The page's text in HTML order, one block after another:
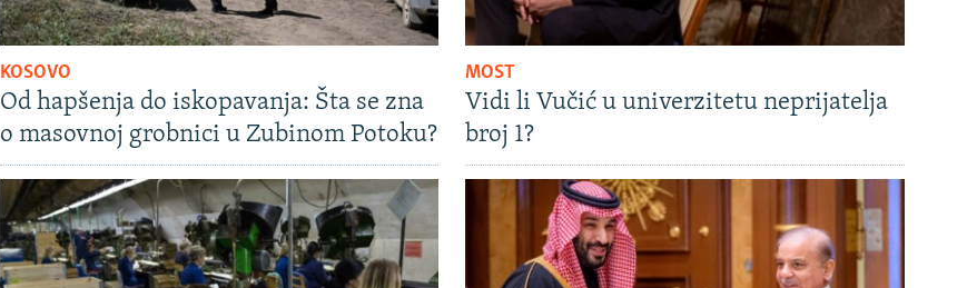
KOSOVO
Od hapšenja do iskopavanja: Šta se zna
o masovnoj grobnici u Zubinom Potoku?
MOST
Vidi li Vučić u univerzitetu neprijatelja
broj 1?